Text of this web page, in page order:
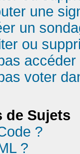
une
un
ou
voter
de Sujets
?
?